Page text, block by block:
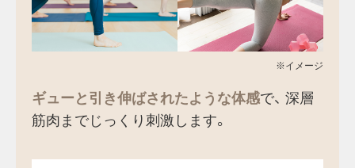
※イメージ
ギューと引き伸ばされたような体感で、 深層
筋肉までじっくり刺激します。